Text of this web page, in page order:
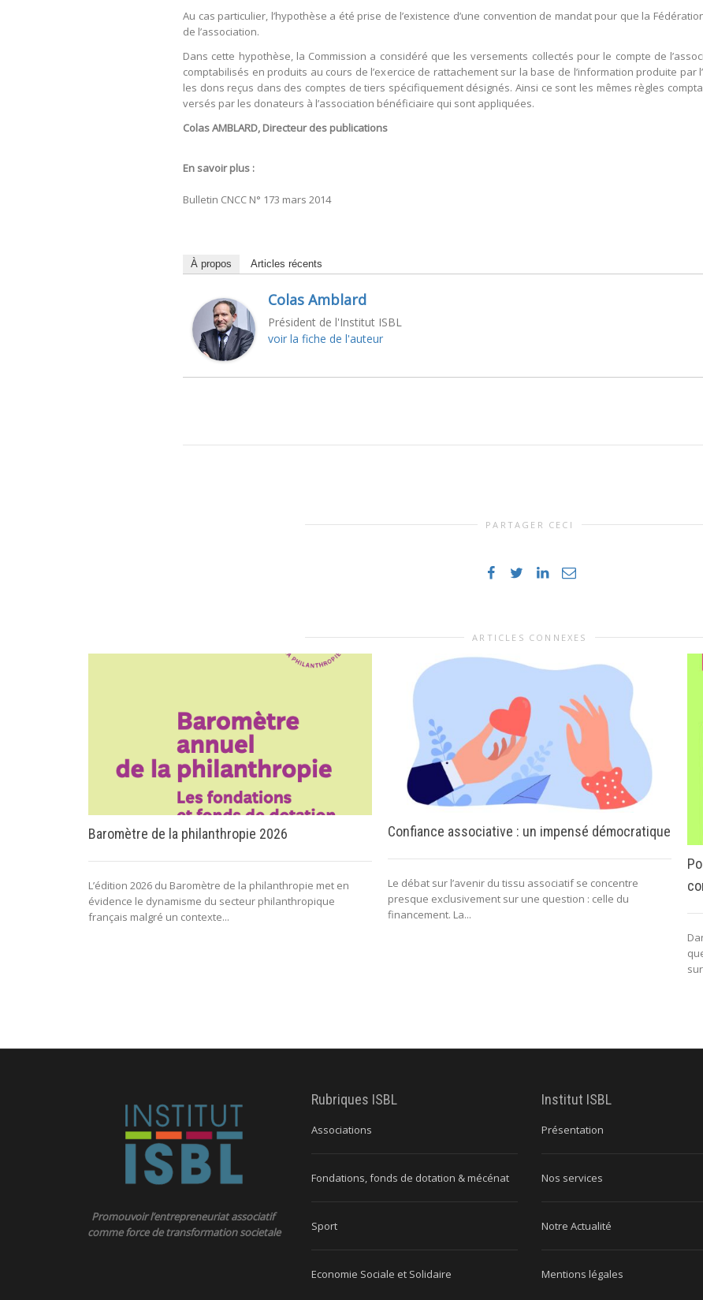
Au cas particulier, l’hypothèse a été prise de l’existence d’une convention de mandat pour que la
de l’association.
Dans cette hypothèse, la Commission a considéré que les versements collectés pour le compte de
comptabilisés en produits au cours de l’exercice de rattachement sur la base de l’information produite par
les dons reçus dans des comptes de tiers spécifiquement désignés. Ainsi ce sont les mêmes règles
versés par les donateurs à l’association bénéficiaire qui sont appliquées.
Colas AMBLARD, Directeur des publications
En savoir plus :
Bulletin CNCC N° 173 mars 2014
À propos Articles récents
Colas Amblard
Président de l'Institut ISBL
voir la fiche de l'auteur
PARTAGER CECI
ARTICLES CONNEXES
Baromètre de la philanthropie 2026
L’édition 2026 du Baromètre de la philanthropie met en
évidence le dynamisme du secteur philanthropique
français malgré un contexte...
Confiance associative : un impensé démocratique
Le débat sur l’avenir du tissu associatif se concentre
presque exclusivement sur une question : celle du
financement. La...
Promouvoir l’entrepreneuriat associatif
comme force de transformation societale
Rubriques ISBL
Associations
Fondations, fonds de dotation & mécénat
Sport
Economie Sociale et Solidaire
Institut ISBL
Présentation
Nos services
Notre Actualité
Mentions légales